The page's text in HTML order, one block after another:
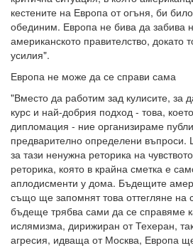
кестените на Европа от огъня, би
обединим. Европа не бива да забива
американското правителство, докато
усилия".
Европа не може да се справи сама
"Вместо да работим зад кулисите, за
курс и най-добрия подход - това,
дипломация - ние организираме
предварително определени
за тази ненужна реторика на
реторика, която в крайна сметка е
аплодисменти у дома. Бъдещите
също ще запомнят това оттегляне на
бъдеще трябва сами да се справяме
ислямизма, дирижиран от Техеран,
агресия, идваща от Москва, Европа